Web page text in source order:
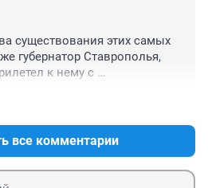
существования этих самых
губернатор Ставрополья,
к нему с
все комментарии